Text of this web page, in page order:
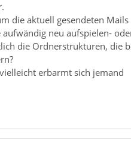
die aktuell gesendeten
aufwändig neu aufspielen-
die Ordnerstrukturen, die
erbarmt sich jemand